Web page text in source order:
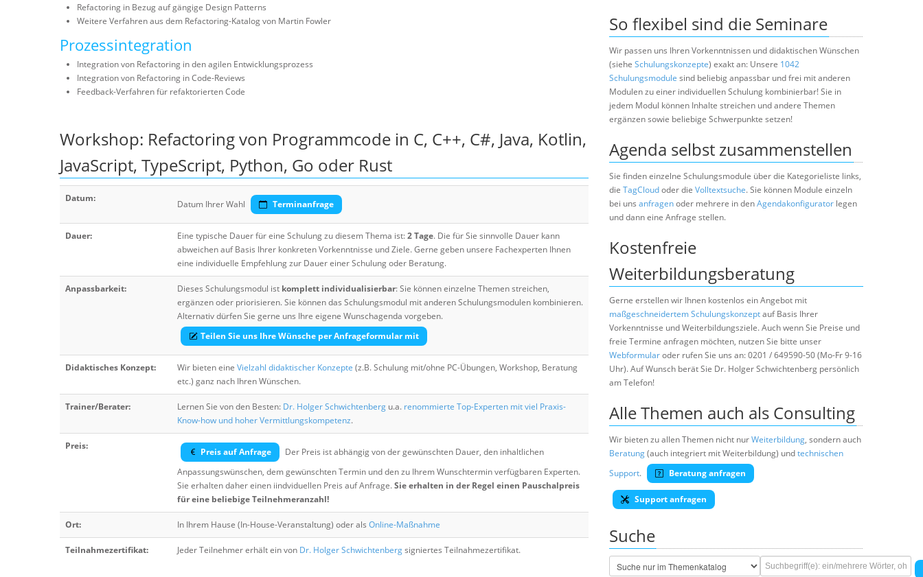
Refactoring in Bezug auf gängige Design Patterns
Weitere Verfahren aus dem Refactoring-Katalog von Martin Fowler
Prozessintegration
Integration von Refactoring in den agilen Entwicklungsprozess
Integration von Refactoring in Code-Reviews
Feedback-Verfahren für refaktorierten Code
Workshop: Refactoring von Programmcode in C, C++, C#, Java, Kotlin,
JavaScript, TypeScript, Python, Go oder Rust
Datum:
Datum Ihrer Wahl Terminanfrage
Dauer: Eine typische Dauer für eine Schulung zu diesem Thema ist:2 Tage. Die für Sie sinnvolle Dauer kann
abweichen auf Basis Ihrer konkreten Vorkenntnisse und Ziele. Gerne geben unsere Fachexperten Ihnen
eine individuelle Empfehlung zur Dauer einer Schulung oder Beratung.
Anpassbarkeit: Dieses Schulungsmodul ist komplett individualisierbar: Sie können einzelne Themen streichen,
ergänzen oder priorisieren. Sie können das Schulungsmodul mit anderen Schulungsmodulen kombinieren.
Alternativ dürfen Sie gerne uns Ihre eigene Wunschagenda vorgeben.
Teilen Sie uns Ihre Wünsche per Anfrageformular mit
Didaktisches Konzept: Wir bieten eine Vielzahl didaktischer Konzepte (z.B. Schulung mit/ohne PC-Übungen, Workshop, Beratung
etc.) ganz nach Ihren Wünschen.
Trainer/Berater: Lernen Sie von den Besten: Dr. Holger Schwichtenberg u.a. renommierte Top-Experten mit viel Praxis-
Know-how und hoher Vermittlungskompetenz.
Preis:
Preis auf Anfrage
Der Preis ist abhängig von der gewünschten Dauer, den inhaltlichen
Anpassungswünschen, dem gewünschten Termin und den zu Ihrem Wunschtermin verfügbaren Experten.
Sie erhalten daher einen iindviduellen Preis auf Anfrage.Sie erhalten in der Regel einen Pauschalpreis
für eine beliebige Teilnehmeranzahl!
Ort: In Ihrem Hause (In-House-Veranstaltung) oder als Online-Maßnahme
Teilnahmezertifikat: Jeder Teilnehmer erhält ein von Dr. Holger Schwichtenbergsigniertes Teilnahmezertifikat.
So flexibel sind die Seminare
Wir passen uns Ihren Vorkenntnissen und didaktischen Wünschen
(siehe Schulungskonzepte) exakt an: Unsere 1042
Schulungsmodule sind beliebig anpassbar und frei mit anderen
Modulen zu einer individuellen Schulung kombinierbar! Sie in
jedem Modul können Inhalte streichen und andere Themen
ergänzen sowie beliebige Schwerpunkte setzen!
Agenda selbst zusammenstellen
Sie finden einzelne Schulungsmodule über die Kategorieliste links,
die TagCloudoder die Volltextsuche. Sie können Module einzeln
bei uns anfragenoder mehrere in denAgendakonfigurator legen
und dann eine Anfrage stellen.
Kostenfreie
Weiterbildungsberatung
Gerne erstellen wir Ihnen kostenlos ein Angebot mit
maßgeschneidertem Schulungskonzeptauf Basis Ihrer
Vorkenntnisse und Weiterbildungsziele. Auch wenn Sie Preise und
freie Termine anfragen möchten, nutzen Sie bitte unser
Webformularoder rufen Sie uns an: 0201 / 649590-50 (Mo-Fr 9-16
Uhr). Auf Wunsch berät Sie Dr. Holger Schwichtenberg persönlich
am Telefon!
Alle Themen auch als Consulting
Wir bieten zu allen Themen nicht nurWeiterbildung, sondern auch
Beratung(auch integriert mit Weiterbildung) undtechnischen
Support. Beratung anfragen
Support anfragen
Suche